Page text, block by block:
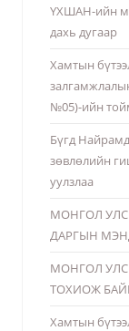
ҮХШАН-ийн
дахь дугаар
Хамтын
№05)-ийн
Бүгд
зөвлөлийн
уулзлаа
МОНГОЛ
ДАРГЫН
МОНГОЛ
ТОХИОЖ
Хамтын